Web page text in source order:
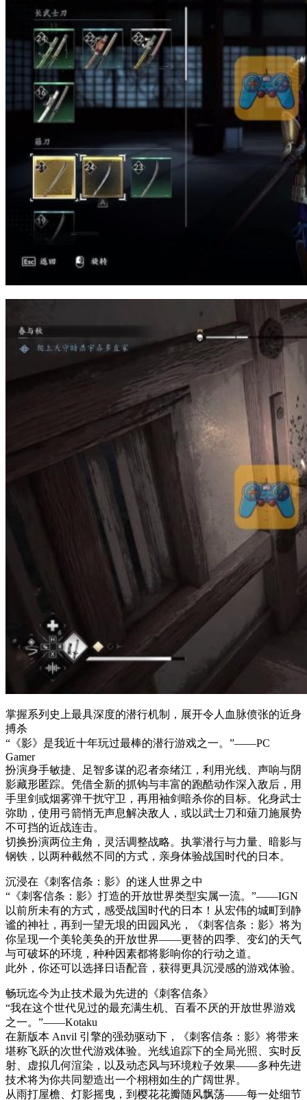
掌握系列史上最具深度的潜行机制，展开令人血脉偾张的近身
搏杀
“《影》是我近十年玩过最棒的潜行游戏之一。”——PC
Gamer
扮演身手敏捷、足智多谋的忍者奈绪江，利用光线、声响与阴
影藏形匿踪。凭借全新的抓钩与丰富的跑酷动作深入敌后，用
手里剑或烟雾弹干扰守卫，再用袖剑暗杀你的目标。化身武士
弥助，使用弓箭悄无声息解决敌人，或以武士刀和薙刀施展势
不可挡的近战连击。
切换扮演两位主角，灵活调整战略。执掌潜行与力量、暗影与
钢铁，以两种截然不同的方式，亲身体验战国时代的日本。
沉浸在《刺客信条：影》的迷人世界之中
“《刺客信条：影》打造的开放世界类型实属一流。”——IGN
以前所未有的方式，感受战国时代的日本！从宏伟的城町到静
谧的神社，再到一望无垠的田园风光，《刺客信条：影》将为
你呈现一个美轮美奂的开放世界——更替的四季、变幻的天气
与可破坏的环境，种种因素都将影响你的行动之道。
此外，你还可以选择日语配音，获得更具沉浸感的游戏体验。
畅玩迄今为止技术最为先进的《刺客信条》
“我在这个世代见过的最充满生机、百看不厌的开放世界游戏
之一。”——Kotaku
在新版本 Anvil 引擎的强劲驱动下，《刺客信条：影》将带来
堪称飞跃的次世代游戏体验。光线追踪下的全局光照、实时反
射、虚拟几何渲染，以及动态风与环境粒子效果——多种先进
技术将为你共同塑造出一个栩栩如生的广阔世界。
从雨打屋檐、灯影摇曳，到樱花花瓣随风飘荡——每一处细节